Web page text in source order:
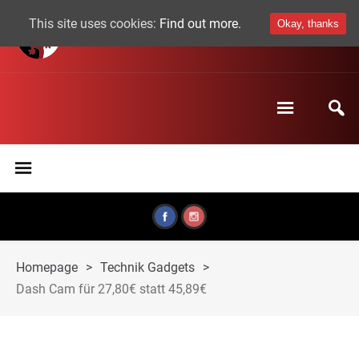
Homepage > Technik Gadgets >
Dash Cam für 27,80€ statt 45,89€
This site uses cookies: Find out more. Okay, thanks